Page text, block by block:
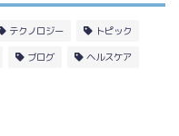
テクノロジー トピック
ブログ ヘルスケア